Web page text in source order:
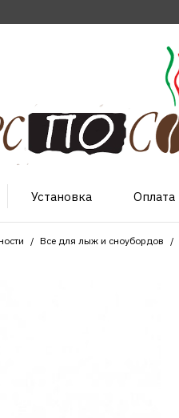
Установка Оплата
Все для лыж и сноубордов